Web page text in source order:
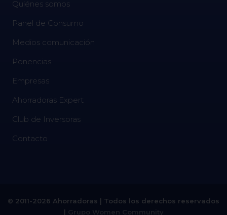
Quiénes somos
Panel de Consumo
Medios comunicación
Ponencias
Empresas
Ahorradoras Expert
Club de Inversoras
Contacto
© 2011-2026 Ahorradoras | Todos los derechos reservados
| Grupo Women Community